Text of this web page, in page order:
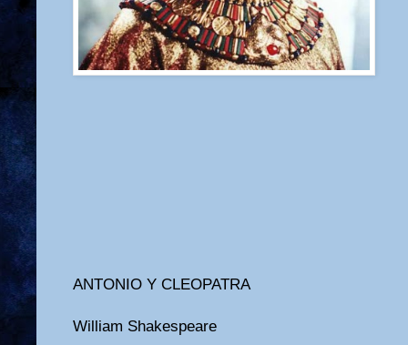
ANTONIO Y CLEOPATRA
William Shakespeare